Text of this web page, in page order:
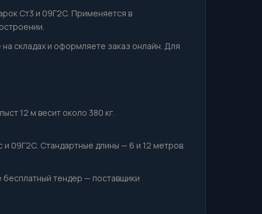
Ст3 и 09Г2С. Применяется в
складах и оформляете заказ онлайн. Для
12 м весит около 380 кг.
09Г2С. Стандартные длины — 6 и 12 метров.
тендер — поставщики